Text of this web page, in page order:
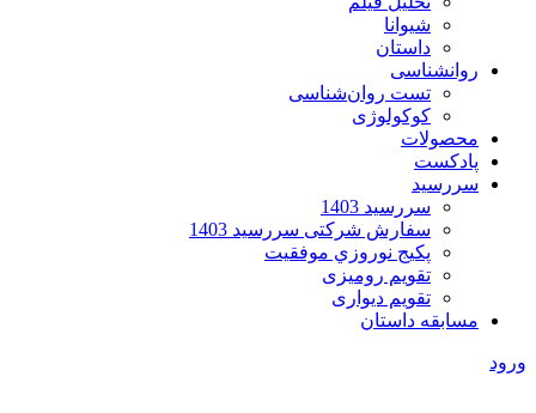
شیوانا
داستان
روانشناسی
تست روان‌شناسی
کوکولوژی
محصولات
پادکست
سررسید
سررسید 1403
سفارش شرکتی سررسید 1403
پکيج نوروزي موفقيت
تقویم رومیزی
تقویم دیواری
مسابقه داستان
ورود